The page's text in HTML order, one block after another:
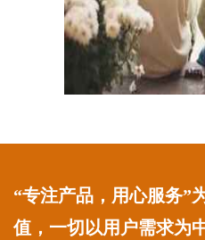
“专注产品，用心服务”
值，一切以用户需求为